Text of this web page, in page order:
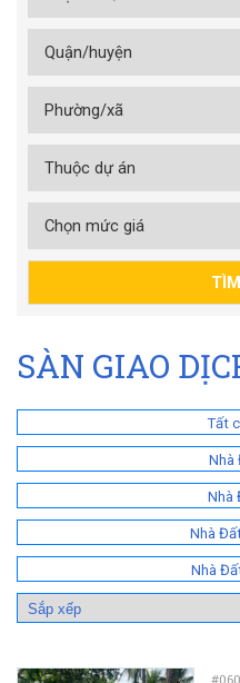
SÀN GIAO
Tất
Nhà
Nhà
Nhà
Nhà